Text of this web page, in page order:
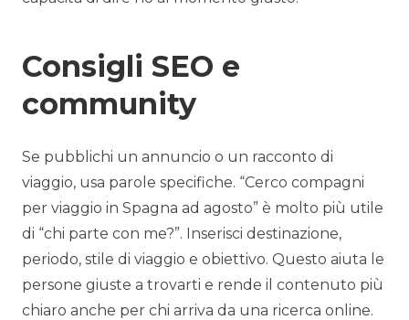
Consigli SEO e
community
Se pubblichi un annuncio o un racconto di
viaggio, usa parole specifiche. “Cerco compagni
per viaggio in Spagna ad agosto” è molto più utile
di “chi parte con me?”. Inserisci destinazione,
periodo, stile di viaggio e obiettivo. Questo aiuta le
persone giuste a trovarti e rende il contenuto più
chiaro anche per chi arriva da una ricerca online.